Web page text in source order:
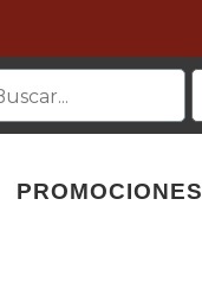
PROMOCIONES